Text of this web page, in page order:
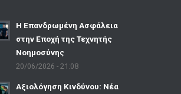
Η Επανδρωμένη Ασφάλεια
στην Εποχή της Τεχνητής
Νοημοσύνης
20/06/2026 - 21:08
Αξιολόγηση Κινδύνου: Νέα